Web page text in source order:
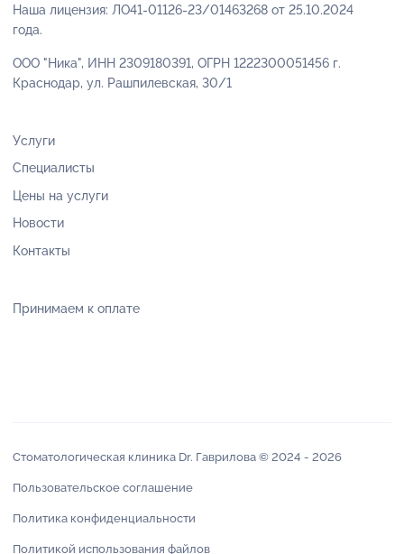
Наша лицензия: ЛО41-01126-23/01463268 от 25.10.2024
года.
ООО "Ника", ИНН 2309180391, ОГРН 1222300051456 г.
Краснодар, ул. Рашпилевская, 30/1
Услуги
Специалисты
Цены на услуги
Новости
Контакты
Принимаем к оплате
Стоматологическая клиника Dr. Гаврилова © 2024 - 2026
Пользовательское соглашение
Политика конфиденциальности
Политикой использования файлов